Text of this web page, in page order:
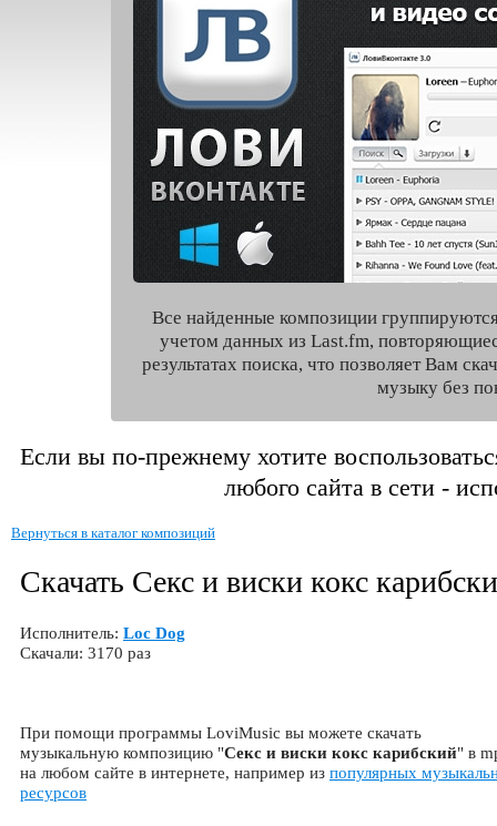
Все найденные композиции
учетом данных из Last.fm,
результатах поиска, что позволяет Вам
музыку без
Если вы по-прежнему хотите
любого сайта в сети -
Вернуться в каталог композиций
Скачать Секс и виски кокс
Исполнитель: Loc Dog
Скачали: 3170 раз
При помощи программы LoviMusic вы можете скачать
музыкальную композицию "Секс и виски кокс карибский" в
на любом сайте в интернете, например из популярных
ресурсов